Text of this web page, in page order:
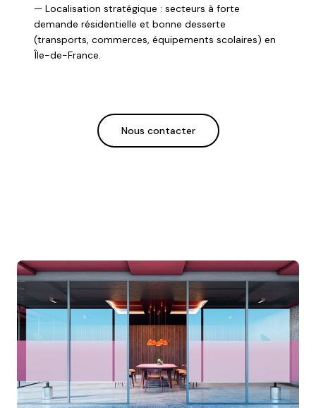
— Localisation stratégique : secteurs à forte
demande résidentielle et bonne desserte
(transports, commerces, équipements scolaires) en
Île-de-France.
Nous contacter